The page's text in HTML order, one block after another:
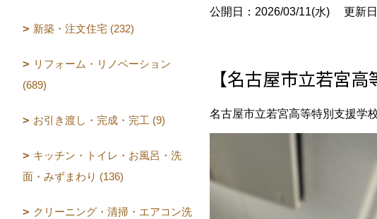
公開日：2026/03/11(水) 更新
【名古屋市立若宮
名古屋市立若宮高等特別支援学
新築・注文住宅 (232)
リフォーム・リノベーション
(689)
お引き渡し・完成・完工 (9)
キッチン・トイレ・お風呂・洗
面・みずまわり (136)
クリーニング・清掃・エアコン洗